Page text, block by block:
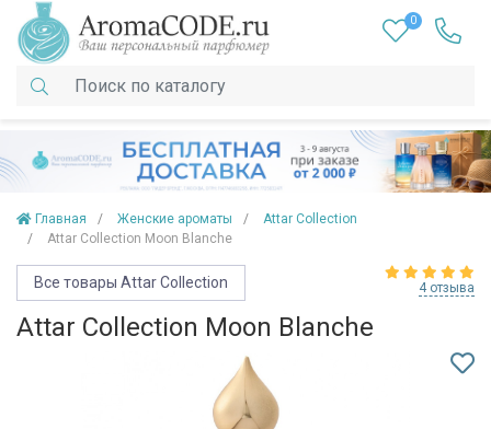
0
Главная Женские ароматы
Attar Collection
Attar Collection Moon Blanche
Все товары Attar Collection 4 отзыва
Attar Collection Moon Blanche